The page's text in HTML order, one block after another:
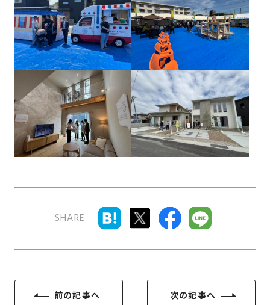
保
証
高
技
者
集
団
数
の
SHARE
前の記事へ 次の記事へ